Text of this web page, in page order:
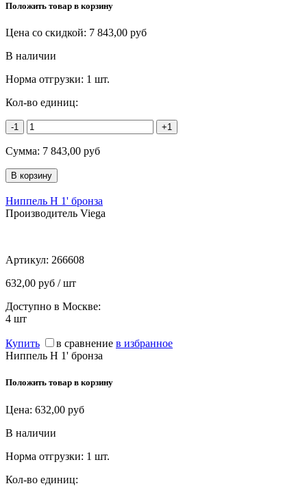
Положить товар в корзину
Цена со скидкой: 7 843,00 руб
В наличии
Норма отгрузки: 1 шт.
Кол-во единиц:
-1 +1
Сумма: 7 843,00 руб
Ниппель Н 1' бронза
Производитель Viega
Артикул: 266608
632,00 руб / шт
Доступно в Москве:
4 шт
Купить в сравнение в избранное
Ниппель Н 1' бронза
Положить товар в корзину
Цена: 632,00 руб
В наличии
Норма отгрузки: 1 шт.
Кол-во единиц: